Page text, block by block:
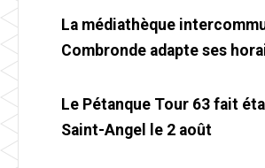
La médiathèque
Combronde adapte ses
Le Pétanque Tour 63 fait
Saint-Angel le 2 août